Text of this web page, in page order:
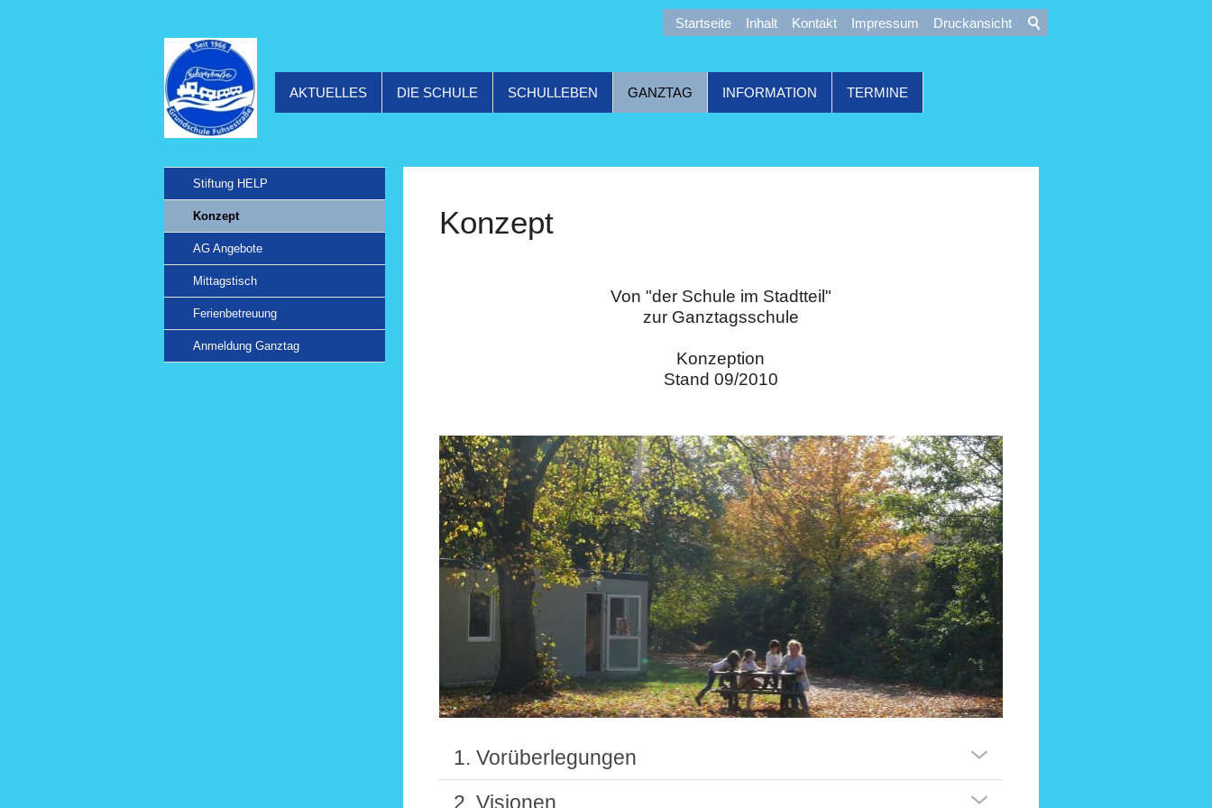
Startseite Inhalt Kontakt Impressum Druckansicht
AKTUELLES DIE SCHULE SCHULLEBEN GANZTAG INFORMATION TERMINE
Stiftung HELP
Konzept
AG Angebote
Mittagstisch
Ferienbetreuung
Anmeldung Ganztag
Konzept
Von "der Schule im Stadtteil"
zur Ganztagsschule
Konzeption
Stand 09/2010
1. Vorüberlegungen
2. Visionen